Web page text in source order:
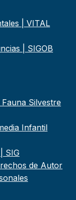
| VITAL
| SIGOB
Silvestre
Infantil
SIG
de Autor